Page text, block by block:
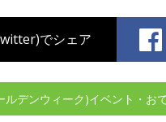
でシェア
デンウィーク)イベント・お